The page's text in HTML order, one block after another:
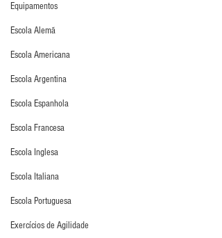
Equipamentos
Escola Alemã
Escola Americana
Escola Argentina
Escola Espanhola
Escola Francesa
Escola Inglesa
Escola Italiana
Escola Portuguesa
Exercícios de Agilidade